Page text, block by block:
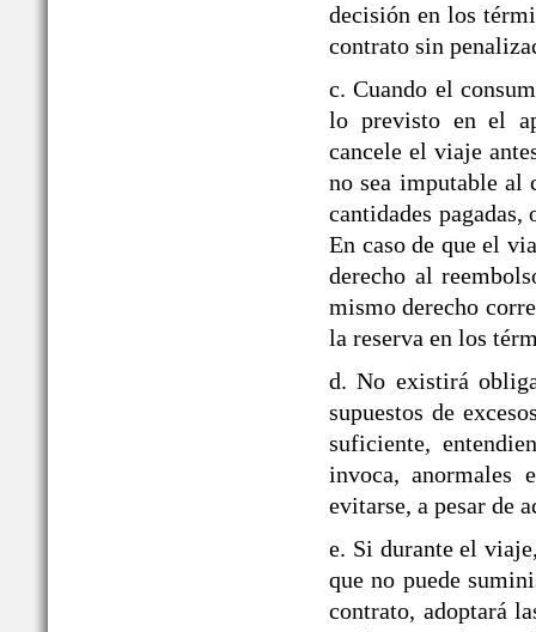
decisión en los
contrato sin
c. Cuando el
lo previsto en el
cancele el viaje
no sea imputable al
cantidades
En caso de que el
derecho al
mismo derecho
la reserva en los
d. No existirá
supuestos de
suficiente,
invoca, anormales
evitarse, a pesar de
e. Si durante el
que no puede
contrato, adoptará